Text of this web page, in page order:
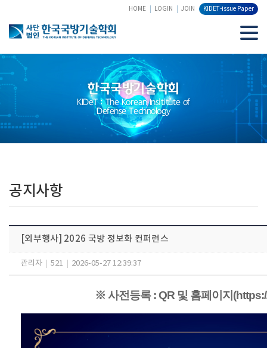
HOME LOGIN JOIN KIDET-issue Paper
한국국방기술학회
KIDeT : The Korean Insititute of
Defense Technology
공지사항
[외부행사] 2026 국방 정보화 컨퍼런스
관리자 521 2026-05-27 12:39:37
※ 사전등록 : QR 및 홈페이지(https://